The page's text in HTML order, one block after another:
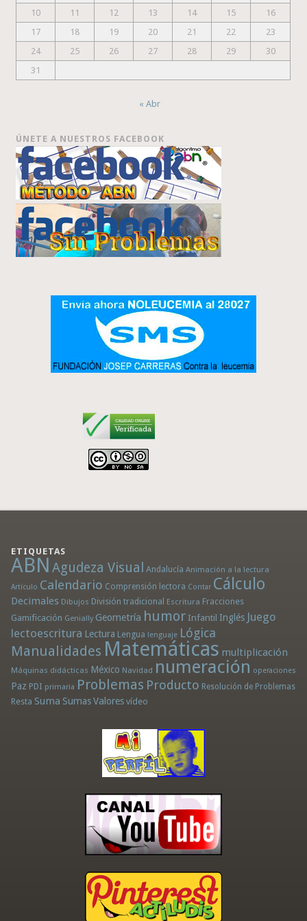
10
11 12 13 14 15
16
17
18 19 20 21 22
23
24
25 26 27 28 29
30
31
« Abr
ÚNETE A NUESTROS FACEBOOK
ETIQUETAS
ABN Agudeza Visual Andalucía Animación a la lectura
Artículo Calendario Comprensión lectora Contar Cálculo
Decimales Dibujos División tradicional Escritura Fracciones
Gamificación Genially Geometría humor Infantil Inglés Juego
lectoescritura Lectura Lengua lenguaje Lógica
Manualidades Matemáticas multiplicación
Máquinas didácticas México Navidad numeración operaciones
Paz PDI primaria Problemas Producto Resolución de Problemas
Resta Suma Sumas Valores vídeo